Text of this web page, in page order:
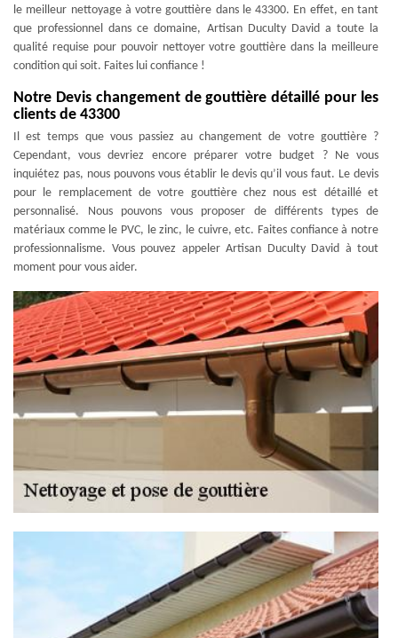
le meilleur nettoyage à votre gouttière dans le 43300. En effet, en tant
que professionnel dans ce domaine, Artisan Duculty David a toute la
qualité requise pour pouvoir nettoyer votre gouttière dans la meilleure
condition qui soit. Faites lui confiance !
Notre Devis changement de gouttière détaillé pour les
clients de 43300
Il est temps que vous passiez au changement de votre gouttière ?
Cependant, vous devriez encore préparer votre budget ? Ne vous
inquiétez pas, nous pouvons vous établir le devis qu’il vous faut. Le devis
pour le remplacement de votre gouttière chez nous est détaillé et
personnalisé. Nous pouvons vous proposer de différents types de
matériaux comme le PVC, le zinc, le cuivre, etc. Faites confiance à notre
professionnalisme. Vous pouvez appeler Artisan Duculty David à tout
moment pour vous aider.